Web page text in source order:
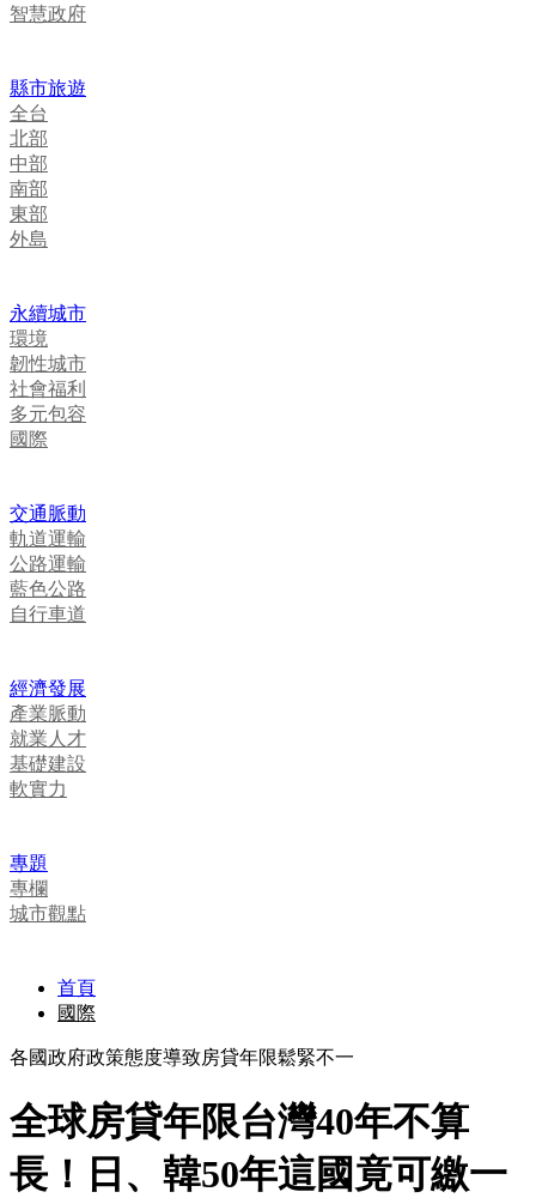
智慧政府
縣市旅遊
全台
北部
中部
南部
東部
外島
永續城市
環境
韌性城市
社會福利
多元包容
國際
交通脈動
軌道運輸
公路運輸
藍色公路
自行車道
經濟發展
產業脈動
就業人才
基礎建設
軟實力
專題
專欄
城市觀點
首頁
國際
各國政府政策態度導致房貸年限鬆緊不一
全球房貸年限台灣40年不算
長！日、韓50年這國竟可繳一